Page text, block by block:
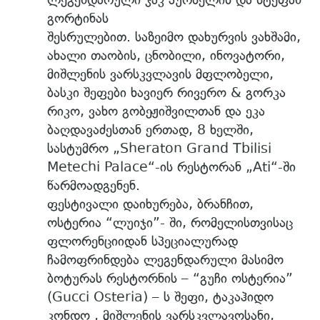
გორტინას
შესრულებით. საზეიმო დახურვის ვახშამი,
ახალი თაობის, ცნობილი, ინოვატორი,
მიშლენის ვარსკვლავის მფლობელი,
ბასკი შეფები ხავიერ რივერო & გორკა
რიკო, ვახო გობეჟიშვილთან და ეკა
ბაღდავაძესთან ერთად, 8 ხელში,
სასტუმრო „Sheraton Grand Tbilisi
Metechi Palace“-ის რესტორან „Ati“-ში
წარმოადგენენ.
ფესტივალი დაიხურება, ბრანჩით,
ოსტერია “ლუიჯი”- ში, რომელისთვისაც
ფლორენციიდან სპეციალურად
ჩამოფრინდება ლეგენდარული მასიმო
ბოტურას რესტორნის – “გუჩი ოსტერია”
(Gucci Osteria) – ს შეფი, ტაკაჰიდო
კონდო , მიშლენის ვარსკვლავოსანი,